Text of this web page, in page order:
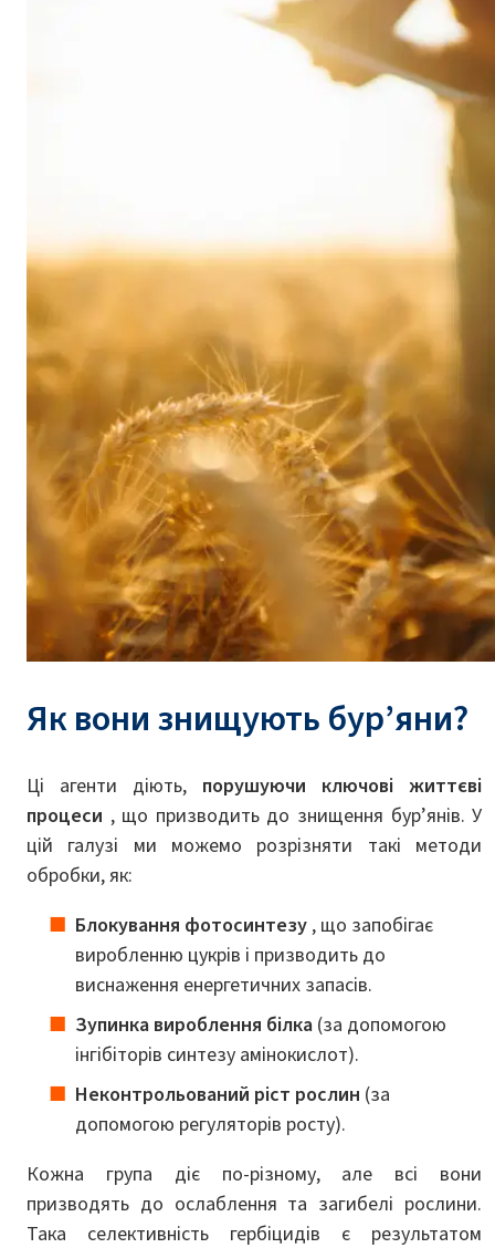
Як вони знищують бур’яни?
Ці агенти діють, порушуючи ключові життєві
процеси , що призводить до знищення бур’янів. У
цій галузі ми можемо розрізняти такі методи
обробки, як:
Блокування фотосинтезу , що запобігає
виробленню цукрів і призводить до
виснаження енергетичних запасів.
Зупинка вироблення білка (за допомогою
інгібіторів синтезу амінокислот).
Неконтрольований ріст рослин (за
допомогою регуляторів росту).
Кожна група діє по-різному, але всі вони
призводять до ослаблення та загибелі рослини.
Така селективність гербіцидів є результатом